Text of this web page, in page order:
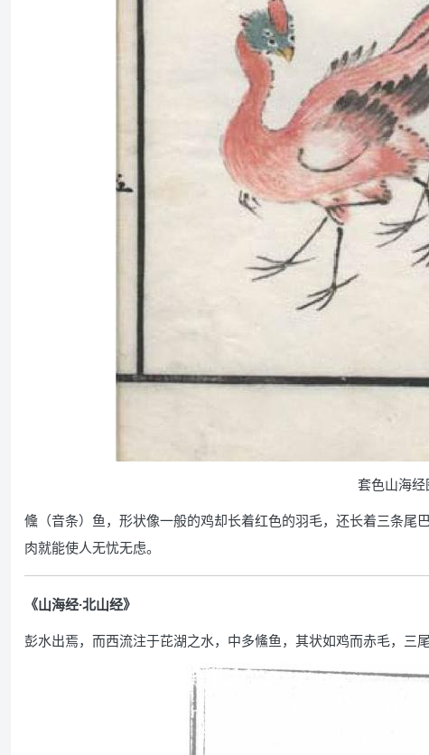
套色山海经
儵（音条）鱼，形状像一般的鸡却长着红色的羽毛，还长着三条尾
肉就能使人无忧无虑。
《山海经·北山经》
彭水出焉，而西流注于芘湖之水，中多鯈鱼，其状如鸡而赤毛，三